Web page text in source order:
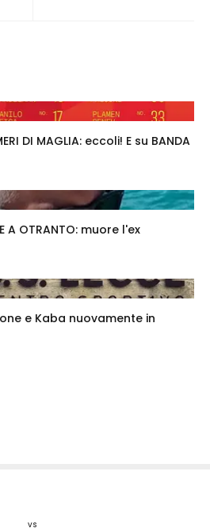
DI MAGLIA: eccoli! E su BANDA
A OTRANTO: muore l'ex
e Kaba nuovamente in
vs